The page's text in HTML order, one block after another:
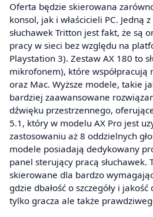
Oferta będzie skierowana
konsol, jak i właścicieli PC. Jedną
słuchawek Tritton jest fakt, że są
pracy w sieci bez względu na
Playstation 3). Zestaw AX 180 to
mikrofonem), które współpracują
oraz Mac. Wyższe modele, takie
bardziej zaawansowane
dźwięku przestrzennego,
5.1, który w modelu AX Pro jest
zastosowaniu aż 8 oddzielnych
modele posiadają dedykowany
panel sterujący pracą słuchawek.
skierowane dla bardzo
gdzie dbałość o szczegóły i
tylko gracza ale także